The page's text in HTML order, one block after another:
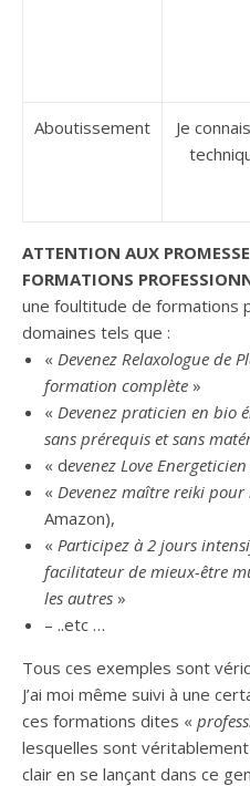
Aboutissement
Je
ATTENTION AUX
FORMATIONS
une foultitude de formations
domaines tels que :
« Devenez Relaxologue de
formation complète »
« Devenez praticien en bio
sans prérequis et sans
« devenez Love
« Devenez maître reiki pour
Amazon),
« Participez à 2 jours
facilitateur de mieux-être
les autres »
– ..etc …
Tous ces exemples sont
J’ai moi même suivi à une
ces formations dites «
lesquelles sont
clair en se lançant dans ce